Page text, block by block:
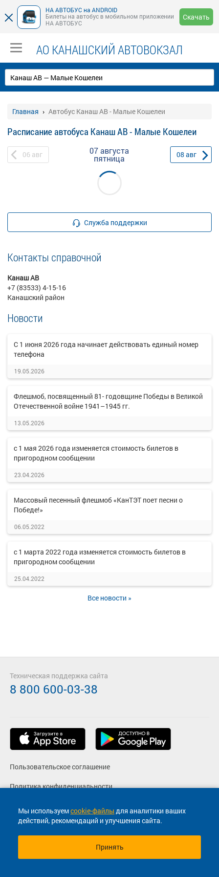
НА АВТОБУС на ANDROID
Билеты на автобус в мобильном приложении
НА АВТОБУС
Скачать
АО КАНАШСКИЙ АВТОВОКЗАЛ
Главная Автобус Канаш АВ - Малые Кошелеи
Расписание автобуса Канаш АВ - Малые Кошелеи
06 авг 07 августа
пятница 08 авг
Служба поддержки
Контакты справочной
Канаш АВ
+7 (83533) 4-15-16
Канашский район
Новости
C 1 июня 2026 года начинает действовать единый номер
телефона
19.05.2026
Флешмоб, посвященный 81- годовщине Победы в Великой
Отечественной войне 1941–1945 гг.
13.05.2026
с 1 мая 2026 года изменяется стоимость билетов в
пригородном сообщении
23.04.2026
Массовый песенный флешмоб «КанТЭТ поет песни о
Победе!»
06.05.2022
с 1 марта 2022 года изменяется стоимость билетов в
пригородном сообщении
25.04.2022
Все новости »
Мы используемcookie-файлы для аналитики ваших
действий, рекомендаций и улучшения сайта.
Принять
Пользовательское соглашение
Политика конфиденциальности
Согласие на маркетинговые сообщения
Техническая поддержка сайта
8 800 600-03-38
© 2013-2026, ООО "Капитал"- Онлайн сервис продажи